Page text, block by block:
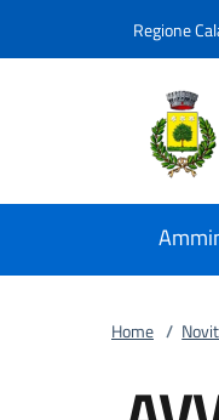
Regione
Home /